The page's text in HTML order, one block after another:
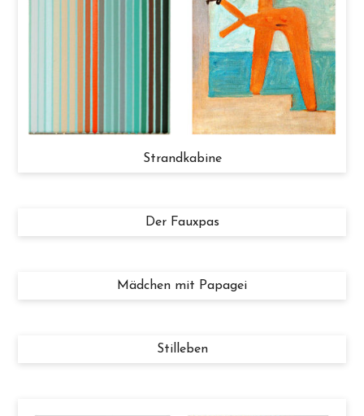
Strandkabine
Der Fauxpas
Mädchen mit Papagei
Stilleben